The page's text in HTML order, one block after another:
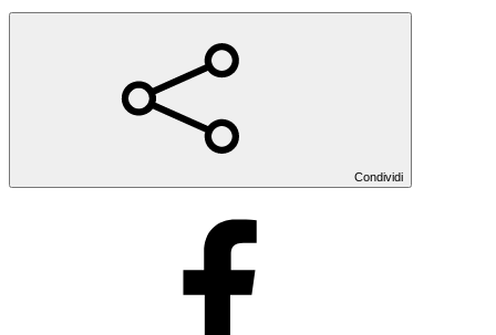
Condividi